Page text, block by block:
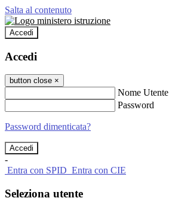
Salta al contenuto
Accedi
Accedi
button close ×
Nome Utente
Password
Password dimenticata?
-
Entra con SPID Entra con CIE
Seleziona utente